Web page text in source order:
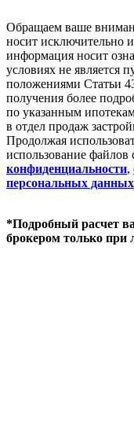
Обращаем ваше
носит исключительно
информация носит
условиях не является
положениями Статьи
получения более
по указанным
в отдел продаж
Продолжая
использование файлов
конфиденциальности,
персональных данных
*Подробный расчет
брокером только при